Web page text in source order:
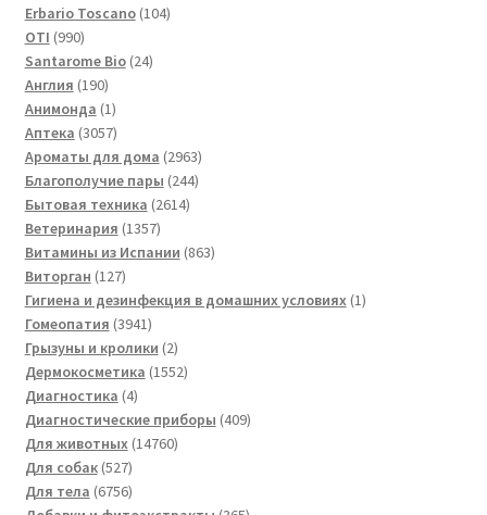
товара
Erbario Toscano 104104
OTI 990990
товаров
Santarome Bio 2424
Англия 190190
товаров
Анимонда 11
товар
Аптека 30573057
товаров
Ароматы для дома 29632963
товара
Благополучие пары 244244
Бытовая техника 26142614
Ветеринария 13571357
товаров
Витамины из Испании 863863
Виторган 127127
товаров
Гигиена и дезинфекция в домашних условиях 11
Гомеопатия 39413941
товар
Грызуны и кролики 22
товара
Дермокосметика 15521552
Диагностика 44
товара
Диагностические приборы 409409
Для животных 1476014760
Для собак 527527
товаров
Для тела 67566756